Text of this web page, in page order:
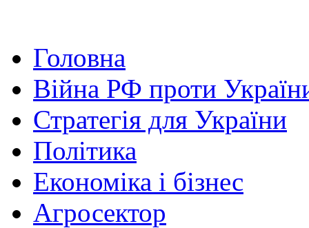
Головна
Війна РФ проти
Стратегія для України
Політика
Економіка і бізнес
Агросектор